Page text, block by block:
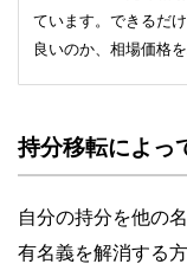
ています。できるだ
良いのか、相場価格
は、しっかりと相場
です。
持分移転によっ
自分の持分を他の
有名義を解消する